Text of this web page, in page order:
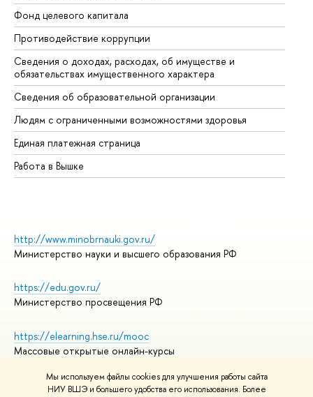
Мы используем файлы cookies для улучшения работы сайта
НИУ ВШЭ и большего удобства его использования. Более
Фонд целевого капитала
Противодействие коррупции
Сведения о доходах, расходах, об имуществе и
обязательствах имущественного характера
Сведения об образовательной организации
Людям с ограниченными возможностями здоровья
Единая платежная страница
Работа в Вышке
http://www.minobrnauki.gov.ru/
Министерство науки и высшего образования РФ
https://edu.gov.ru/
Министерство просвещения РФ
https://elearning.hse.ru/mooc
Массовые открытые онлайн-курсы